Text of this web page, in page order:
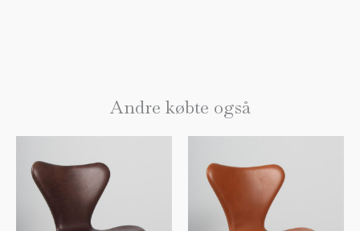
Andre købte også